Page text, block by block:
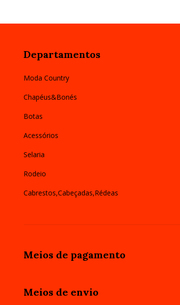
Departamentos
Moda Country
Chapéus&Bonés
Botas
Acessórios
Selaria
Rodeio
Cabrestos,Cabeçadas,Rédeas
Meios de pagamento
Meios de envio